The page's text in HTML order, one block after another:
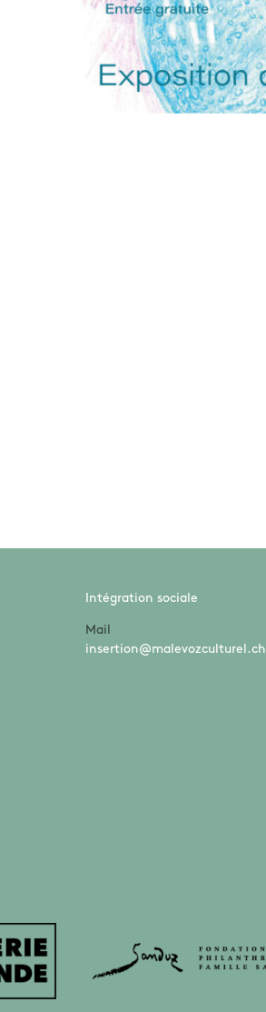
Intégration sociale
Mail
insertion@malevozculturel.ch